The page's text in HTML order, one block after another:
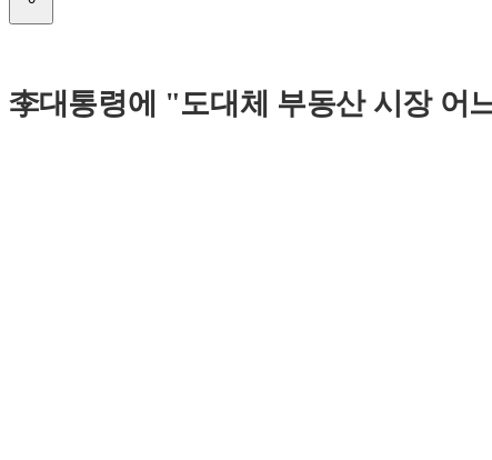
李대통령에 "도대체 부동산 시장 어